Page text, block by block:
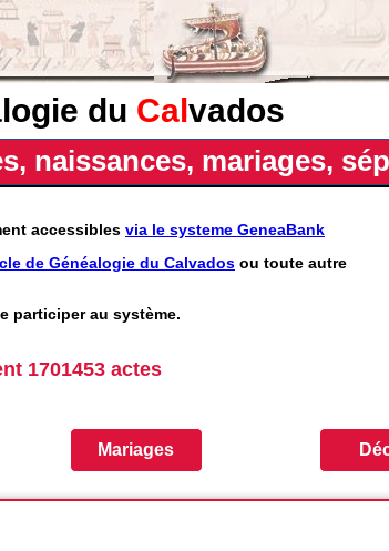
du Calvados
naissances, mariages,
accessibles via le systeme GeneaBank
de Généalogie du Calvados ou toute autre
participer au système.
1701453 actes